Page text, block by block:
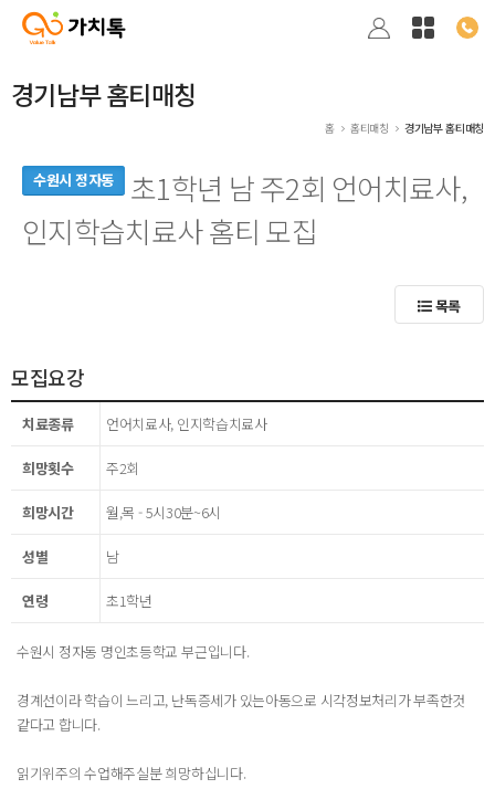
경기남부 홈티매칭
홈 홈티매칭 경기남부 홈티매칭
수원시 정자동
초1학년 남 주2회 언어치료사,
인지학습치료사 홈티 모집
목록
모집요강
치료종류 언어치료사, 인지학습치료사
희망횟수 주2회
희망시간 월,목 - 5시30분~6시
성별 남
연령 초1학년
수원시 정자동 명인초등학교 부근입니다.
경계선이라 학습이 느리고, 난독증세가 있는아동으로 시각정보처리가 부족한것
같다고 합니다.
읽기위주의 수업해주실분 희망하십니다.